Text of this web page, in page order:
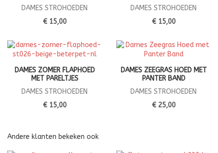
DAMES STROHOEDEN
€ 15,00
DAMES STROHOEDEN
€ 15,00
DAMES ZOMER FLAPHOED
MET PARELTJES
DAMES STROHOEDEN
€ 15,00
DAMES ZEEGRAS HOED MET
PANTER BAND
DAMES STROHOEDEN
€ 25,00
Andere klanten bekeken ook